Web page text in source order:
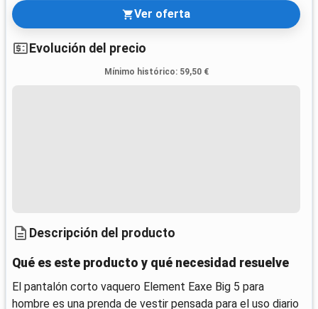
Ver oferta
Evolución del precio
Mínimo histórico: 59,50 €
Descripción del producto
Qué es este producto y qué necesidad resuelve
El pantalón corto vaquero Element Eaxe Big 5 para
hombre es una prenda de vestir pensada para el uso diario